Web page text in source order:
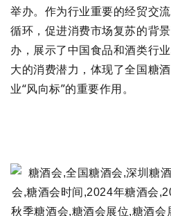
举办。作为行业重要的经贸交
循环，促进消费市场复苏的背
办，展示了中国食品和酒类行
大的消费潜力，体现了全国糖
业“风向标”的重要作用。